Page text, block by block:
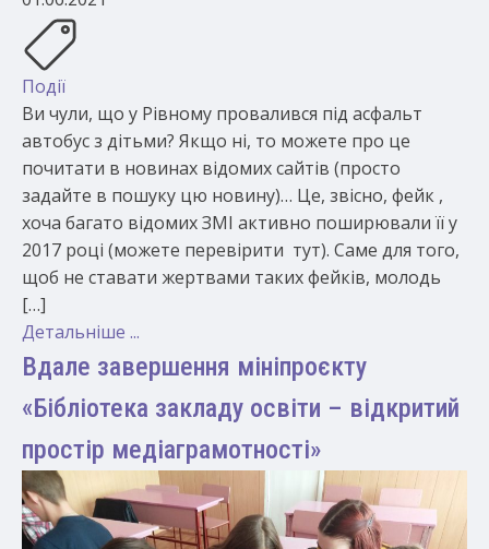
Події
Ви чули, що у Рівному провалився під асфальт
автобус з дітьми? Якщо ні, то можете про це
почитати в новинах відомих сайтів (просто
задайте в пошуку цю новину)… Це, звісно, фейк ,
хоча багато відомих ЗМІ активно поширювали її у
2017 році (можете перевірити тут). Саме для того,
щоб не ставати жертвами таких фейків, молодь
[…]
Детальніше ...
Вдале завершення мініпроєкту
«Бібліотека закладу освіти – відкритий
простір медіаграмотності»